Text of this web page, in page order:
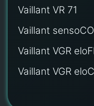
Vaillant VR 71
Vaillant
Vaillant VGR
Vaillant VGR